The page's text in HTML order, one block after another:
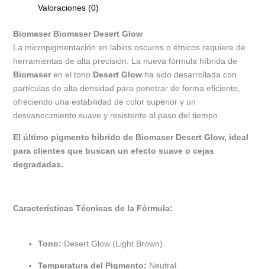
Valoraciones (0)
Biomaser Biomaser Desert Glow
La micropigmentación en labios oscuros o étnicos requiere de
herramientas de alta precisión. La nueva fórmula híbrida de
Biomaseren el tono Desert Glowha sido desarrollada con
partículas de alta densidad para penetrar de forma eficiente,
ofreciendo una estabilidad de color superior y un
desvanecimiento suave y resistente al paso del tiempo.
El último pigmento híbrido de Biomaser Desert Glow, ideal
para clientes que buscan un efecto suave o cejas
degradadas.
Características Técnicas de la Fórmula:
Tono: Desert Glow (Light Brown).
Temperatura del Pigmento: Neutral.